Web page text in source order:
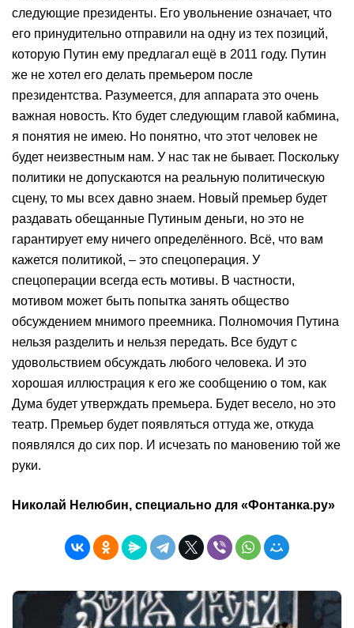
следующие президенты. Его увольнение означает, что
его принудительно отправили на одну из тех позиций,
которую Путин ему предлагал ещё в 2011 году. Путин
же не хотел его делать премьером после
президентства. Разумеется, для аппарата это очень
важная новость. Кто будет следующим главой кабмина,
я понятия не имею. Но понятно, что этот человек не
будет неизвестным нам. У нас так не бывает. Поскольку
политики не допускаются на реальную политическую
сцену, то мы всех давно знаем. Новый премьер будет
раздавать обещанные Путиным деньги, но это не
гарантирует ему ничего определённого. Всё, что вам
кажется политикой, – это спецоперация. У
спецоперации всегда есть мотивы. В частности,
мотивом может быть попытка занять общество
обсуждением мнимого преемника. Полномочия Путина
нельзя разделить и нельзя передать. Все будут с
удовольствием обсуждать любого человека. И это
хорошая иллюстрация к его же сообщению о том, как
Дума будет утверждать премьера. Будет весело, но это
театр. Премьер будет появляться оттуда же, откуда
появлялся до сих пор. И исчезать по мановению той же
руки.
Николай Нелюбин, специально для «Фонтанка.ру»